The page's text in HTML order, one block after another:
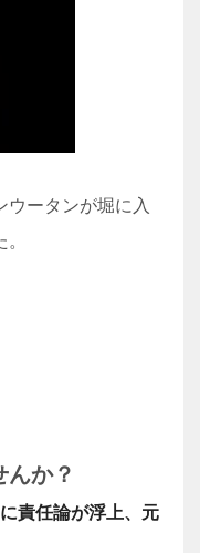
ウータンが堀に入
んか？
責任論が浮上、元